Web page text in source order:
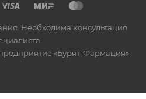
Необходима консультация
«Бурят-Фармация»